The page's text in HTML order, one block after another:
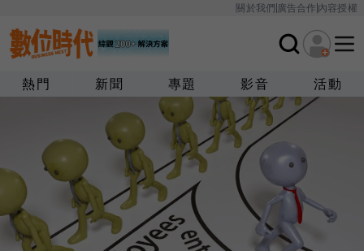
關於我們廣告合作內容授權
熱門 新聞 專題 影音 活動